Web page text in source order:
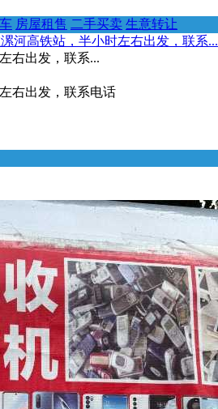
房屋租售 二手买卖 生意转让
河高铁站，半小时左右出发，联系...
右出发，联系...
右出发，联系电话